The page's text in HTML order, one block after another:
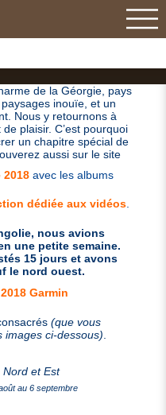
de la Géorgie, pays
inouïe, et un
Nous y retournons à
plaisir. C’est pourquoi
un chapitre spécial de
aussi sur le site
avec les albums
dédiée aux vidéos
nous avions
une petite semaine.
15 jours et avons
le nord ouest.
(que vous
images ci-dessous)
et Est
au 6 septembre